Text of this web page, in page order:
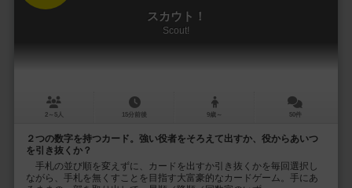
スカウト！
Scout!
2～5人 15分前後 9歳～ 50件
２つの数字を持つカード。強い役者をそろえて出すか、役からあいつ
を引き抜くか？
手札の並び順を変えずに、カードを出すか引き抜くかを毎回選択し
ながら、手札を無くすことを目指す大富豪的なカードゲーム。手にあ